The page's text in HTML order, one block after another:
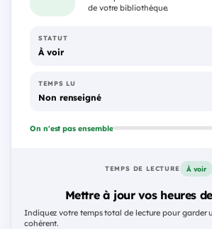
de votre bibliothèque.
STATUT
À voir
TEMPS LU
Non renseigné
On n'est pas ensemble
TEMPS DE LECTURE À voir
Mettre à jour vos heures
Indiquez votre temps total de lecture pour garder
cohérent.